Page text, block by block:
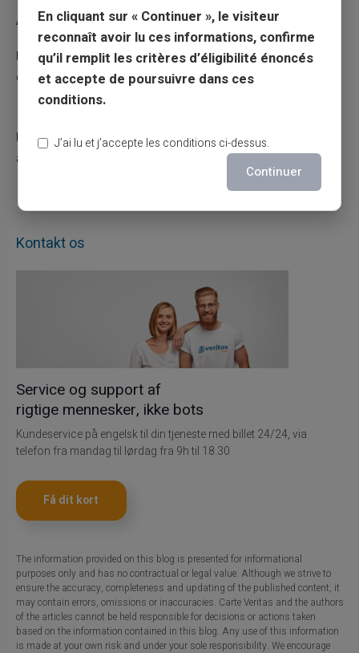
Articles récents
Une carte bancaire gratuite sans compte, ça
existe ?
03/08/2026
Utilisation responsable du paiement mobile
avec la carte Veritas
Kontakt os
Service og support af
rigtige mennesker, ikke bots
Kundeservice på engelsk til din tjeneste med billet 24/24, via
telefon fra mandag til lørdag fra 9h til 18.30
Få dit kort
The information provided on this blog is presented for informational
purposes only and has no contractual or legal value. Although we strive to
ensure the accuracy, completeness and updating of the published content, it
may contain errors, omissions or inaccuracies. Carte Veritas and the authors
of the articles cannot be held responsible for decisions or actions taken
based on the information contained in this blog. Any use of this information
is made at your own risk and under your sole responsibility. We encourage
En cliquant sur « Continuer », le visiteur
reconnaît avoir lu ces informations, confirme
qu’il remplit les critères d’éligibilité énoncés
et accepte de poursuivre dans ces
conditions.
J’ai lu et j’accepte les conditions ci-dessus.
Continuer